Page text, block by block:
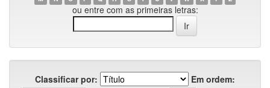
ou entre com as primeiras letras:
Classificar por:
Em ordem: